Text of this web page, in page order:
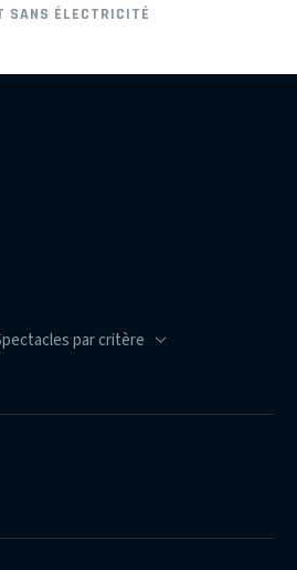
SANS ÉLECTRICITÉ